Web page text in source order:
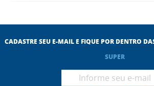
CADASTRE SEU E-MAIL E FIQUE POR DENTRO
SUPER